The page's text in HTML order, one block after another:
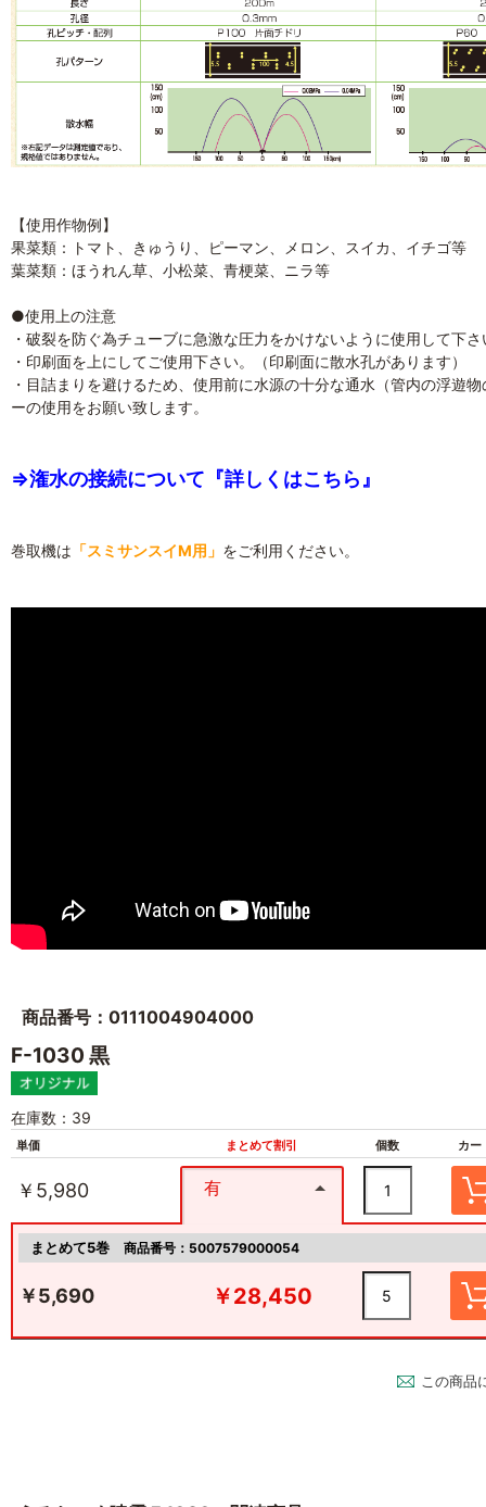
【使用作物例】
果菜類：トマト、きゅうり、ピーマン、メロン、スイカ、イチゴ等
葉菜類：ほうれん草、小松菜、青梗菜、ニラ等
●使用上の注意
・破裂を防ぐ為チューブに急激な圧力をかけないように使用して下さ
・印刷面を上にしてご使用下さい。（印刷面に散水孔があります）
・目詰まりを避けるため、使用前に水源の十分な通水（管内の浮遊
ーの使用をお願い致します。
⇒潅水の接続について『詳しくはこちら』
巻取機は 「スミサンスイM用」 をご利用ください。
商品番号：0111004904000
F-1030 黒
在庫数：39
単価 まとめて割引 個数 カー
￥5,980 有
まとめて5巻 商品番号：5007579000054
￥5,690 ￥28,450
この商品